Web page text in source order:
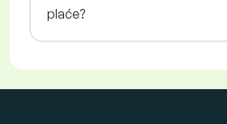
plaće?